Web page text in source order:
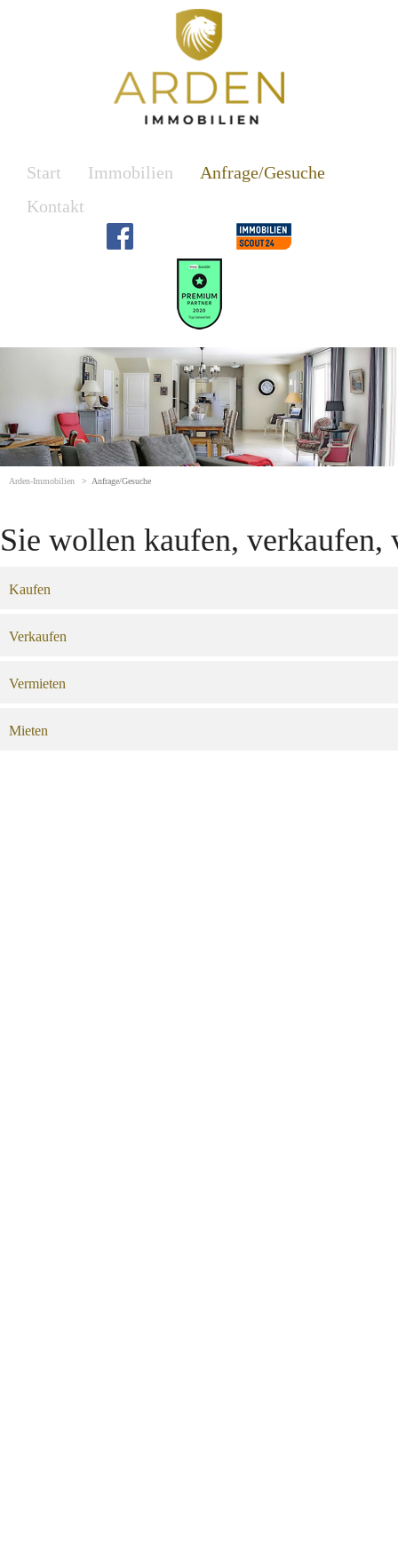
Start Immobilien
Anfrage/Gesuche
Kontakt
Arden-Immobilien Anfrage/Gesuche
Sie wollen kaufen, verkaufen,
Kaufen
Verkaufen
Vermieten
Mieten